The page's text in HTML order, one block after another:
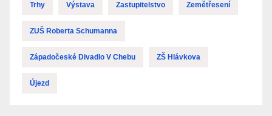
Trhy Výstava Zastupitelstvo Zemětřesení
ZUŠ Roberta Schumanna
Západočeské Divadlo V Chebu ZŠ Hlávkova
Újezd